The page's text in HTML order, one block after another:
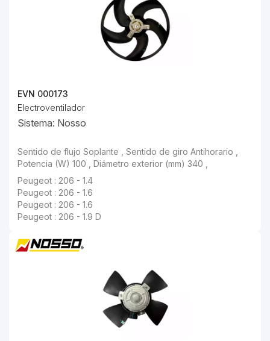
EVN 000173
Electroventilador
Sistema: Nosso
Sentido de flujo Soplante , Sentido de giro Antihorario , Potencia (W) 100 , Diámetro exterior (mm) 340 ,
Peugeot : 206 - 1.4
Peugeot : 206 - 1.6
Peugeot : 206 - 1.6
Peugeot : 206 - 1.9 D